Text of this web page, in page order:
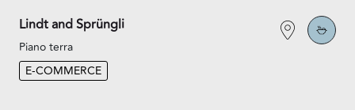
Lindt and Sprüngli
Piano terra
E-COMMERCE